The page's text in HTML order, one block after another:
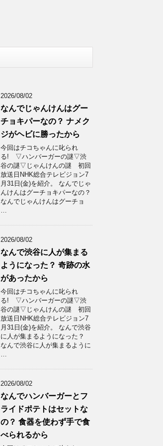
2026/08/02
なんでじゃんけんはグー
チョキパーなの？ ナメク
ジがヘビに勝ったから
今回はチコちゃんに叱られ
る! ▽ハンバーガーの謎▽渋
谷の謎▽じゃんけんの謎 初回
放送日NHK総合テレビジョン7
月31日(金)を紹介。 なんでじゃ
んけんはグーチョキパーなの？
なんでじゃんけんはグーチョ
…
2026/08/02
なんで渋谷に人が集まる
ようになった？ 奇跡の水
があったから
今回はチコちゃんに叱られ
る! ▽ハンバーガーの謎▽渋
谷の謎▽じゃんけんの謎 初回
放送日NHK総合テレビジョン7
月31日(金)を紹介。 なんで渋谷
に人が集まるようになった？
なんで渋谷に人が集まるように
…
2026/08/02
なんでハンバーガーとフ
ライドポテトはセットな
の？ 食器を使わず手で食
べられるから